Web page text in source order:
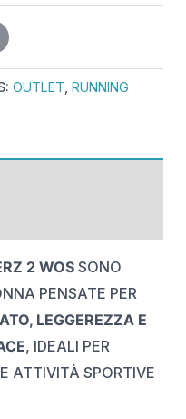
OUTLET, RUNNING
2 WOSSONO
PENSATE PER
LEGGEREZZA E
, IDEALI PER
ATTIVITÀ SPORTIVE